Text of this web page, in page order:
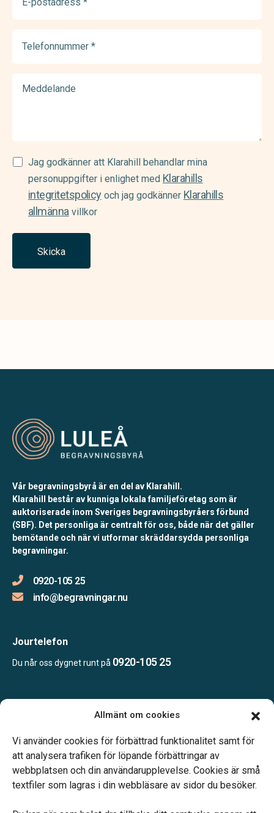
Allmänt om cookies
Vi använder cookies för förbättrad funktionalitet samt för
att analysera trafiken för löpande förbättringar av
webbplatsen och din användarupplevelse. Cookies är små
textfiler som lagras i din webbläsare av sidor du besöker.
postadress
(Required)
Samtycke
(Required)
Jag godkänner att Klarahill behandlar mina
personuppgifter i enlighet med Klarahills
integritetspolicyoch jag godkänner Klarahills
allmännavillkor
Skicka
Vår begravningsbyrå är en del av Klarahill.
Klarahill består av kunniga lokala familjeföretag som är
auktoriserade inom Sveriges begravningsbyråers förbund
(SBF). Det personliga är centralt för oss, både när det gäller
bemötande och när vi utformar skräddarsydda personliga
begravningar.
0920-105 25
info@begravningar.nu
Jourtelefon
Du når oss dygnet runt på 0920-105 25
Fredag endast bokade besök
Lunchstängt 12.00-13.00